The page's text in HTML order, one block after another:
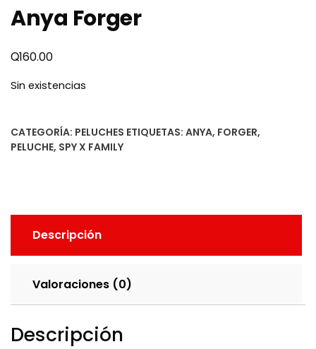
Anya Forger
Q160.00
Sin existencias
CATEGORÍA: PELUCHES ETIQUETAS: ANYA, FORGER,
PELUCHE, SPY X FAMILY
Descripción
Valoraciones (0)
Descripción